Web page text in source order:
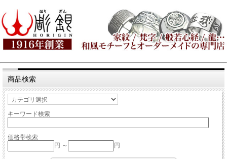
商品検索
キーワード検索
価格帯検索
円 ～
円